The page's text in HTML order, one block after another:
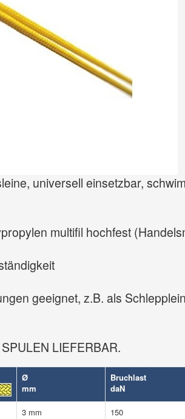
universell einsetzbar,
multifil hochfest
geeignet, z.B. als
LIEFERBAR.
Ø
mm
Bruchlast
daN
3 mm 150